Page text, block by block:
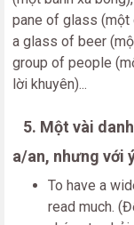
pane of glass (một
a glass of beer
group of people
lời khuyên)...
5. Một vài
a/an, nhưng với
To have a
read much.